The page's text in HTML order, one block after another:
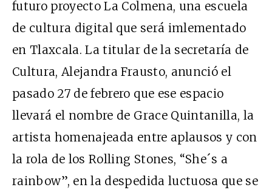
futuro proyecto La Colmena, una escuela
de cultura digital que será imlementado
en Tlaxcala. La titular de la secretaría de
Cultura, Alejandra Frausto, anunció el
pasado 27 de febrero que ese espacio
llevará el nombre de Grace Quintanilla, la
artista homenajeada entre aplausos y con
la rola de los Rolling Stones, “She´s a
rainbow”, en la despedida luctuosa que se